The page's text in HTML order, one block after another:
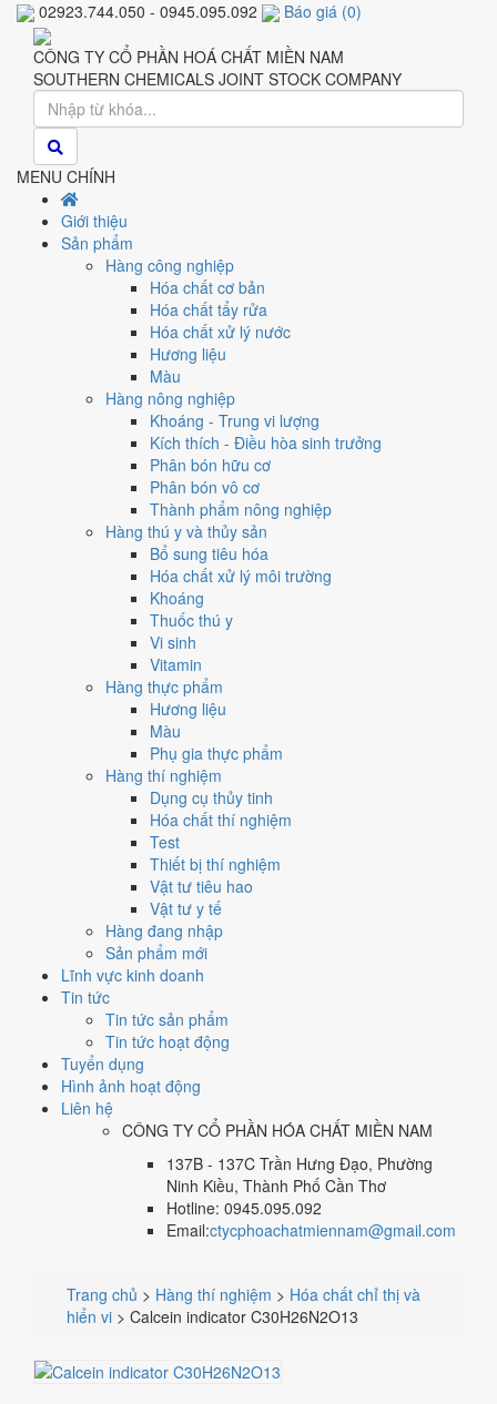
02923.744.050 - 0945.095.092 Báo giá (0)
CÔNG TY CỔ PHẦN HOÁ CHẤT MIỀN NAM
SOUTHERN CHEMICALS JOINT STOCK COMPANY
MENU CHÍNH
Giới thiệu
Sản phẩm
Hàng công nghiệp
Hóa chất cơ bản
Hóa chất tẩy rửa
Hóa chất xử lý nước
Hương liệu
Màu
Hàng nông nghiệp
Khoáng - Trung vi lượng
Kích thích - Điều hòa sinh trưởng
Phân bón hữu cơ
Phân bón vô cơ
Thành phẩm nông nghiệp
Hàng thú y và thủy sản
Bổ sung tiêu hóa
Hóa chất xử lý môi trường
Khoáng
Thuốc thú y
Vi sinh
Vitamin
Hàng thực phẩm
Hương liệu
Màu
Phụ gia thực phẩm
Hàng thí nghiệm
Dụng cụ thủy tinh
Hóa chất thí nghiệm
Test
Thiết bị thí nghiệm
Vật tư tiêu hao
Vật tư y tế
Hàng đang nhập
Sản phẩm mới
Lĩnh vực kinh doanh
Tin tức
Tin tức sản phẩm
Tin tức hoạt động
Tuyển dụng
Hình ảnh hoạt động
Liên hệ
CÔNG TY CỔ PHẦN HÓA CHẤT MIỀN NAM
137B - 137C Trần Hưng Đạo, Phường
Ninh Kiều, Thành Phố Cần Thơ
Hotline: 0945.095.092
Email:ctycphoachatmiennam@gmail.com
Trang chủ > Hàng thí nghiệm > Hóa chất chỉ thị và
hiển vi > Calcein indicator C30H26N2O13